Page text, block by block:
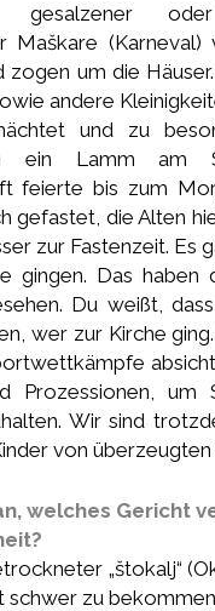
gesalzener
Maškare (Karneval)
zogen um die
andere
und zu
ein Lamm am
feierte bis zum
gefastet, die Alten
zur Fastenzeit. Es
gingen. Das haben
Du weißt,
wer zur Kirche
Prozessionen, um
Wir sind
von
welches Gericht
„štokalj“
schwer zu